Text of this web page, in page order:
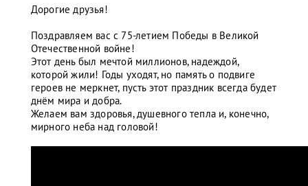
Дорогие друзья!
Поздравляем вас с 75-летием Победы в Великой
Отечественной войне!
Этот день был мечтой миллионов, надеждой,
которой жили! Годы уходят, но память о подвиге
героев не меркнет, пусть этот праздник всегда будет
днём мира и добра.
Желаем вам здоровья, душевного тепла и, конечно,
мирного неба над головой!